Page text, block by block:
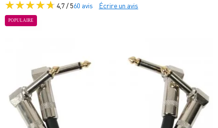
4,7 / 560 avis Écrire un avis
POPULAIRE